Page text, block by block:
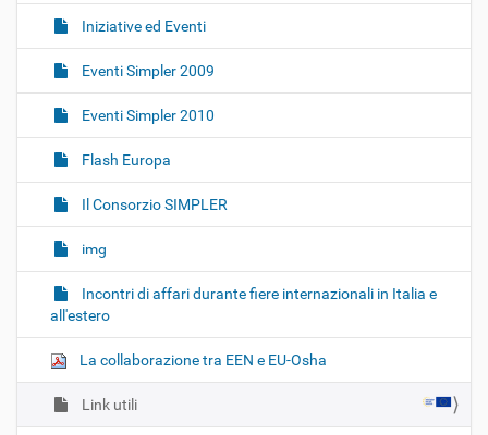
Iniziative ed Eventi
Eventi Simpler 2009
Eventi Simpler 2010
Flash Europa
Il Consorzio SIMPLER
img
Incontri di affari durante fiere internazionali in Italia e
all'estero
La collaborazione tra EEN e EU-Osha
Link utili